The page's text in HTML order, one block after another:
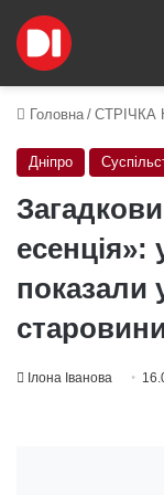
Головна / СТРІЧКА
Дніпро
есенція»:
показали
Ілона Іванова